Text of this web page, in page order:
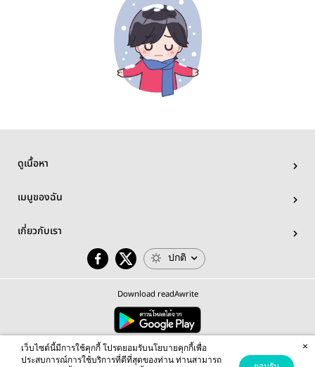
ดูเนื้อหา
เมนูของฉัน
เกี่ยวกับเรา
ปกติ
Download readAwrite
© 2026 readAwrite.com by MEB Corporation Public Company Limited
This site is protected by reCAPTCHA and the Google Privacy Policy Terms of Serviceapply.
เว็บไซต์นี้มีการใช้คุกกี้ โปรดยอมรับนโยบายคุกกี้เพื่อ
ประสบการณ์การใช้บริการที่ดีที่สุดของท่าน ท่านสามารถ
×